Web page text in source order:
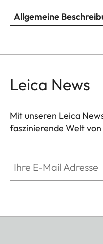
Allgemeine
Leica News
Mit unseren Leica
faszinierende Welt